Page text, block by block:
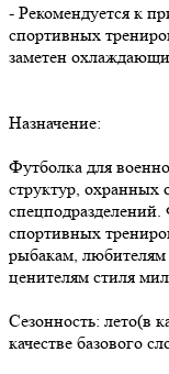
- Рекомендуется к
спортивных
заметен
Назначение:
Футболка для
структур,
спортивных
рыбакам, любителям
ценителям стиля
Сезонность: лето(в
качестве базового